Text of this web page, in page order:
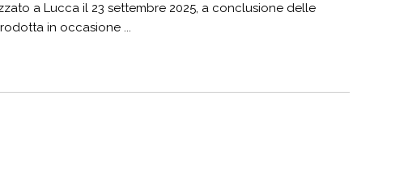
a Lucca il 23 settembre 2025, a conclusione delle
in occasione ...